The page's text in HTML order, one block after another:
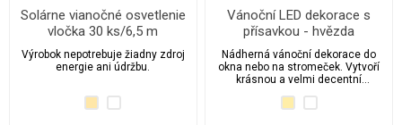
Solárne vianočné osvetlenie
vločka 30 ks/6,5 m
Výrobok nepotrebuje žiadny zdroj
energie ani údržbu.
Vánoční LED dekorace s
přísavkou - hvězda
Nádherná vánoční dekorace do
okna nebo na stromeček. Vytvoří
krásnou a velmi decentní